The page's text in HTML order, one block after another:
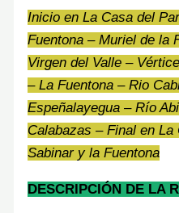
Inicio en La Casa del
Fuentona – Muriel de la
Virgen del Valle –
– La Fuentona – Rio
Espeñalayegua – Río
Calabazas – Final en
Sabinar y la Fuentona
DESCRIPCIÓN DE LA